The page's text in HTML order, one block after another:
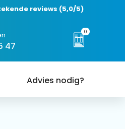
reviews (5,0/5)
47
0
Advies nodig?